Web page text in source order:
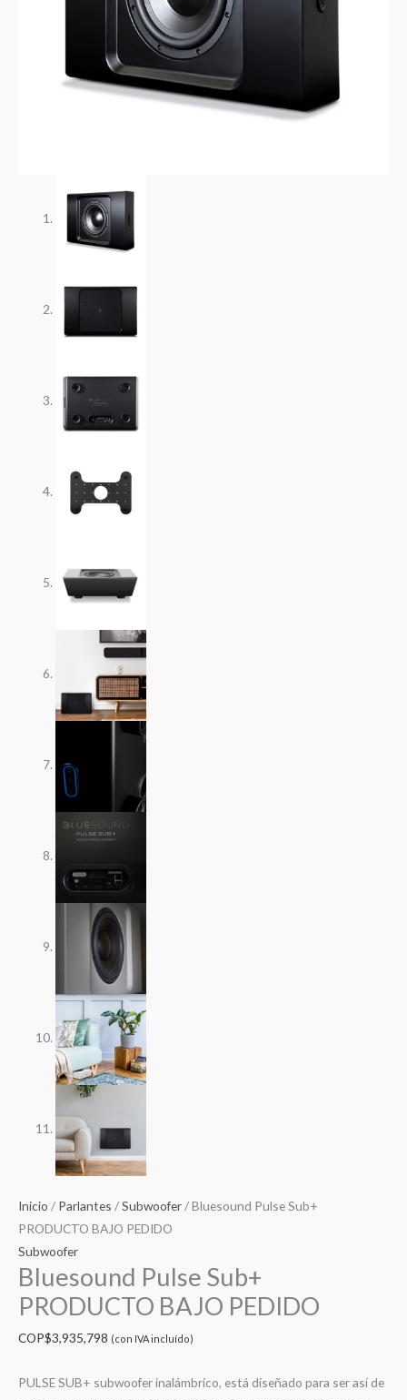
Inicio / Parlantes /Subwoofer/ Bluesound Pulse Sub+
PRODUCTO BAJO PEDIDO
Subwoofer
Bluesound Pulse Sub+
PRODUCTO BAJO PEDIDO
COP$3,935,798 (con IVA incluído)
PULSE SUB+ subwoofer inalámbrico, está diseñado para ser así de